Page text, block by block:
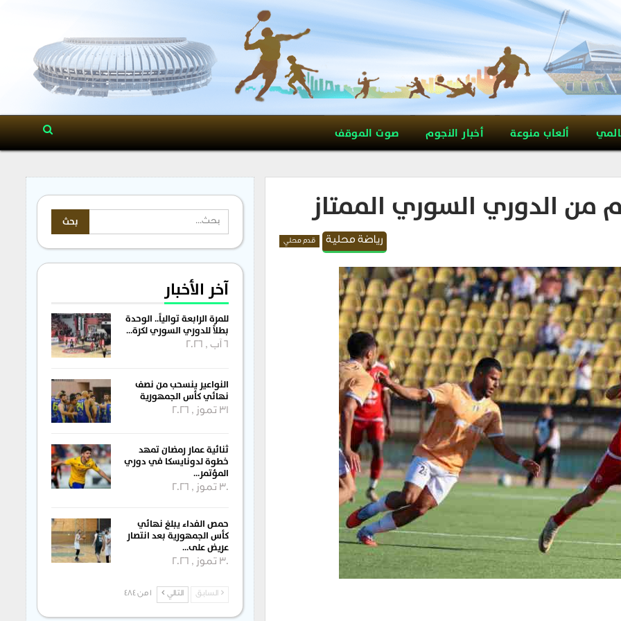
ألعاب منوعة أخبار النجوم صوت الموقف
من الدوري السوري الممتاز
رياضة محلية قدم محلي
آخر الأخبار
للمرة الرابعة توالياً.. الوحدة
بطلاً للدوري السوري لكرة…
6 آب , 2026
النواعير ينسحب من نصف
نهائي كأس الجمهورية
31 تموز , 2026
ثنائية عمار رمضان تمهد
خطوة لدونايسكا في دوري
المؤتمر…
30 تموز , 2026
حمص الفداء يبلغ نهائي
كأس الجمهورية بعد انتصار
عريض على…
30 تموز , 2026
السابق التالي 1 من 484